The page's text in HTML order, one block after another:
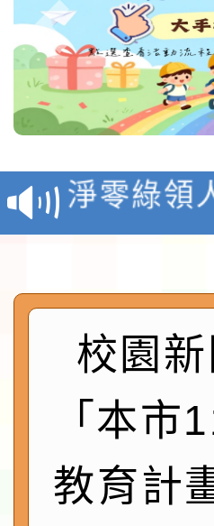
教育部校
報
淨零綠領
檢送桃園
及師生本
實施要點
115年食
程
函轉國家
鎮韌性（
速演練執
「115年
法」
第3次招
檢送「桃
校園
「本市
教育計